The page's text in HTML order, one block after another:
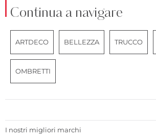
Continua a navigare
ARTDECO BELLEZZA TRUCCO
OMBRETTI
I nostri migliori marchi